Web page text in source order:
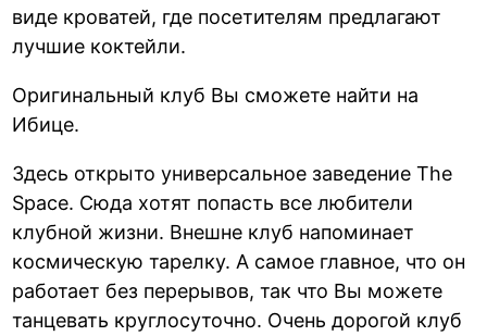
виде кроватей, где посетителям предлагают
лучшие коктейли.
Оригинальный клуб Вы сможете найти на
Ибице.
Здесь открыто универсальное заведение The
Space. Сюда хотят попасть все любители
клубной жизни. Внешне клуб напоминает
космическую тарелку. А самое главное, что он
работает без перерывов, так что Вы можете
танцевать круглосуточно. Очень дорогой клуб